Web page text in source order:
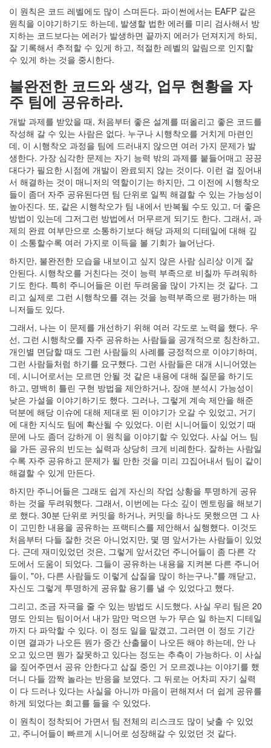
이 원칙은 코드 레벨에도 많이 스며든다. 파이썬에서는 EAFP 같은
원칙을 이야기하기도 하는데, 발생할 법한 에러를 미리 검사해서 방
지하는 코드보다는 에러가 발생하면 끝까지 에러가 던져지게 하되,
잘 기록해서 추적할 수 있게 하고, 적절한 레벨의 알림으로 인지할
수 있게 하는 것을 중시한다.
불완전한 코드와 생각, 업무 현황을 자
주 팀에 공유하라.
개발 과제를 받았을 때, 처음부터 좋은 설계를 떠올리고 좋은 코드를
작성해 갈 수 있는 사람은 없다. 누구나 시행착오를 거치게 마련인
데, 이 시행착오 과정을 팀에 드러내지 않으면 여러 가지 문제가 발
생한다. 가장 심각한 문제는 자기 능력 밖의 과제를 붙들어매고 끙끙
대다가 필요한 시점에 개발이 완료되지 않는 것이다. 이런 걸 짚어내
서 해결하는 것이 매니저의 역할이기는 하지만, 그 이전에 시행착오
들이 좀더 자주 공유된다면 팀 단위로 일찍 해결할 수 있는 가능성이
높아진다. 또, 같은 시행착오가 팀 내에서 반복될 수도 있고, 더 좋은
방법이 있는데 그저그런 방법에서 머무르게 되기도 한다. 그래서, 과
제의 완료 여부만으로 소통하기보다 해당 과제의 디테일에 대해 깊
이 소통할수록 여러 가지로 이득을 볼 기회가 늘어난다.
하지만, 불완전한 모습을 내보이고 싶지 않은 사람 심리상 이게 잘
안된다. 시행착오를 거친다는 것이 능력 부족으로 비칠까 두려워하
기도 한다. 특히 주니어들은 이런 두려움을 많이 가지는 것 같다. 그
리고 실제로 그런 시행착오를 겪는 것을 능력부족으로 평가하는 매
니저들도 있다.
그래서, 나는 이 문제를 개선하기 위해 여러 각도로 노력을 했다. 우
선, 그런 시행착오를 자주 공유하는 사람들을 공개적으로 칭찬하고,
개인별 면담할 때도 그런 사람들의 사례를 긍정적으로 이야기하며,
그런 사람들처럼 하기를 요구했다. 그런 사람들은 대개 시니어였는
데, 시니어로서는 모르면 안될 것 같은 내용에 대해 질문을 하기도
하고, 명백히 틀린 구현 방법을 제안하거나, 장애 분석시 가능성이
낮은 가설을 이야기하기도 했다. 그러나, 그렇게 계속 제안을 해준
덕분에 해당 이슈에 대해 제대로 된 이야기가 오갈 수 있었고, 거기
에 대한 지식도 팀에 확산될 수 있었다. 이런 시니어들이 있었기 때
문에 나도 좀더 강하게 이 원칙을 이야기할 수 있었다. 사실 어느 팀
을 가든 공유의 빈도는 실력과 상당히 크게 비례한다. 잘하는 사람일
수록 자주 공유하고 문제가 될 만한 것을 미리 끄집어내서 팀이 같이
해결할 수 있게 만든다.
하지만 주니어들은 그래도 쉽게 자신의 작업 상황을 투명하게 공유
하는 것을 두려워했다. 그래서, 이번에는 다소 깊이 멘토링을 해보기
로 했다. 30분 단위로 커밋을 하거나, 커밋을 하나도 못했으면 그 사
이 고민한 내용을 공유하는 프랙티스를 제안해서 실행했다. 이것도
처음부터 다들 잘한 것은 아니었지만, 몇 명 앞서가는 사람들이 있었
다. 근데 재미있었던 것은, 그렇게 앞서갔던 주니어들이 좀 다른 각
도에서 도움이 되었다. 그들이 공유하는 내용을 지켜본 다른 주니어
들이, "아, 다른 사람들도 이렇게 삽질을 많이 하는구나."를 깨닫고,
자신도 그렇게 투명하게 공유할 용기를 낼 수 있었다고 했다.
그리고, 조금 자극을 줄 수 있는 방법도 시도했다. 사실 우리 팀은 20
명도 안되는 팀이어서 내가 맘만 먹으면 누가 무슨 일 하는지 디테일
까지 다 파악할 수 있다. 이 정도 일을 맡겼고, 그러면 이 정도 기간
이면 결과가 나오든 뭔가 중간 산출물이 나오든 해야 하는데, 안 나
오고 있으면 뭔가 잘못하고 있다는 정도는 추측이 가능하다. 이 사실
을 짚어주면서 공유 안한다고 삽질 중인 거 모르겠냐는 이야기를 했
더니 다들 깜짝 놀라는 반응을 보였다. 그 뒤로는 어차피 자기 실력
이 다 드러나 있다는 사실을 아니까 마음이 편해져서 더 쉽게 공유를
하게 되었다는 회고를 들을 수 있었다.
이 원칙이 정착되어 가면서 팀 전체의 리스크도 많이 낮출 수 있었
고, 주니어들이 빠르게 시니어로 성장해갈 수 있었던 것 같다.